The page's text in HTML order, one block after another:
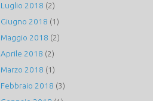
Luglio 2018 (2)
Giugno 2018 (1)
Maggio 2018 (2)
Aprile 2018 (2)
Marzo 2018 (1)
Febbraio 2018 (3)